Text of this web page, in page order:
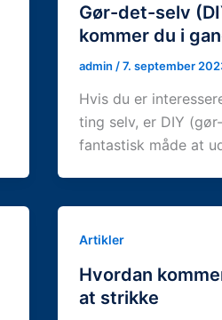
Gør-det-selv
kommer du i
admin /7. september
Hvis du er
ting selv, er DIY
fantastisk måde at
Artikler
Hvordan
at strikke